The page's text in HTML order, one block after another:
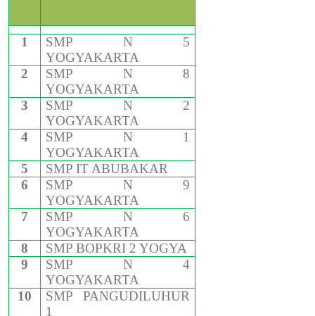
1
SMP N 5
YOGYAKARTA
2
SMP N 8
YOGYAKARTA
3
SMP N 2
YOGYAKARTA
4
SMP N 1
YOGYAKARTA
5
SMP IT ABUBAKAR
6
SMP N 9
YOGYAKARTA
7
SMP N 6
YOGYAKARTA
8
SMP BOPKRI 2 YOGYA
9
SMP N 4
YOGYAKARTA
10
SMP PANGUDILUHUR
1